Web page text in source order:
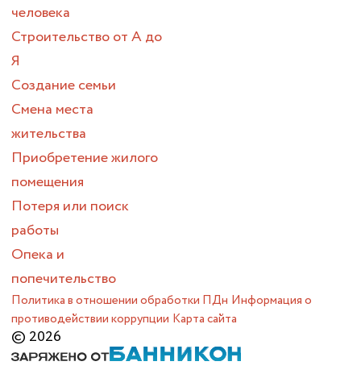
человека
Строительство от А до
Я
Создание семьи
Смена места
жительства
Приобретение жилого
помещения
Потеря или поиск
работы
Опека и
попечительство
Политика в отношении обработки ПДн Информация о
противодействии коррупции Карта сайта
© 2026